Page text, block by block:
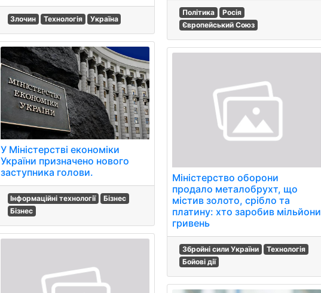
Злочин Технологія Україна
У Міністерстві економіки
України призначено нового
заступника голови.
Інформаційні технології
Бізнес
Бізнес
Політика
Росія
Європейський Союз
Міністерство оборони
продало металобрухт, що
містив золото, срібло та
платину: хто заробив мільйони
гривень
Збройні сили України
Технологія
Бойові дії